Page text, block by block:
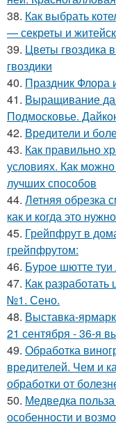
38. Как выбрать
— секреты и
39. Цветы гвоздика
гвоздики
40. Праздник Флора
41. Выращивание
Подмосковье.
42. Вредители и
43. Как правильно
условиях. Как
лучших способов
44. Летняя обрезка
как и когда это
45. Грейпфрут в
грейпфрутом:
46. Бурое шютте туи
47. Как
№1. Сено.
48. Выставка-
21 сентября - 36-я
49. Обработка
вредителей. Чем и
обработки от
50. Медведка
особенности и